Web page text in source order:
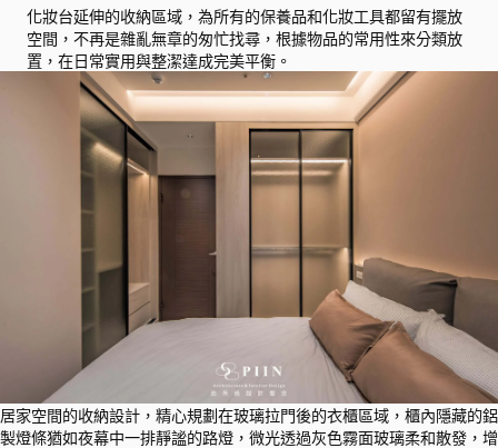
化妝台延伸的收納區域，為所有的保養品和化妝工具都留有擺放
空間，不再是雜亂無章的匆忙找尋，根據物品的常用性來分類放
置，在日常實用與整潔達成完美平衡。
居家空間的收納設計，精心規劃在玻璃拉門後的衣櫃區域，櫃內隱藏的鋁
製燈條猶如夜幕中一排靜謐的路燈，微光透過灰色霧面玻璃柔和散發，增